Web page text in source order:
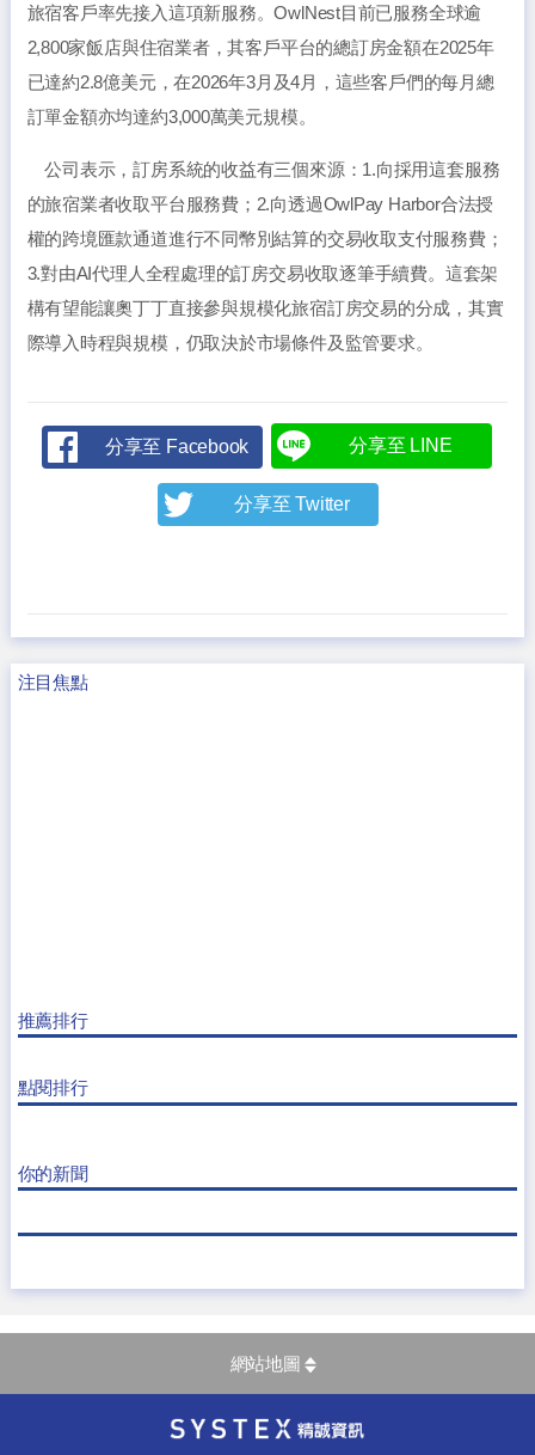
旅宿客戶率先接入這項新服務。OwlNest目前已服務全球逾
2,800家飯店與住宿業者，其客戶平台的總訂房金額在2025年
已達約2.8億美元，在2026年3月及4月，這些客戶們的每月總
訂單金額亦均達約3,000萬美元規模。
公司表示，訂房系統的收益有三個來源：1.向採用這套服務
的旅宿業者收取平台服務費；2.向透過OwlPay Harbor合法授
權的跨境匯款通道進行不同幣別結算的交易收取支付服務費；
3.對由AI代理人全程處理的訂房交易收取逐筆手續費。這套架
構有望能讓奧丁丁直接參與規模化旅宿訂房交易的分成，其實
際導入時程與規模，仍取決於市場條件及監管要求。
分享至 Facebook 分享至 LINE
分享至 Twitter
注目焦點
推薦排行
點閱排行
你的新聞
網站地圖